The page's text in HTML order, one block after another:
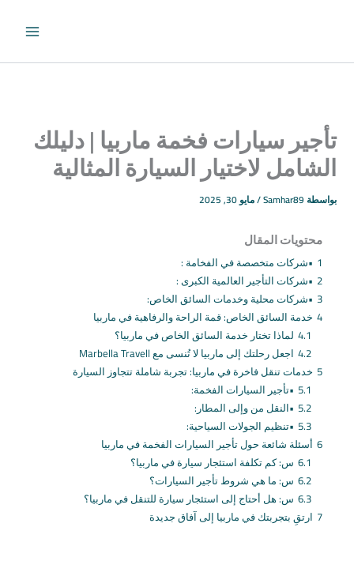
تأجير سيارات فخمة ماربيا | دليلك
الشامل لاختيار السيارة المثالية
بواسطةSamhar89
/مايو 30, 2025
محتويات المقال
•شركات متخصصة في الفخامة :
•شركات التأجير العالمية الكبرى :
•شركات محلية وخدمات السائق الخاص:
خدمة السائق الخاص: قمة الراحة والرفاهية في ماربيا
4.1 لماذا تختار خدمة السائق الخاص في ماربيا؟
4.2 اجعل رحلتك إلى ماربيا لا تُنسى مع Marbella Travell
خدمات تنقل فاخرة في ماربيا: تجربة شاملة تتجاوز السيارة
5.1 •تأجير السيارات الفخمة:
5.2 •النقل من وإلى المطار:
5.3 •تنظيم الجولات السياحية:
أسئلة شائعة حول تأجير السيارات الفخمة في ماربيا
6.1 س: كم تكلفة استئجار سيارة في ماربيا؟
6.2 س: ما هي شروط تأجير السيارات؟
6.3 س: هل أحتاج إلى استئجار سيارة للتنقل في ماربيا؟
ارتقِ بتجربتك في ماربيا إلى آفاق جديدة